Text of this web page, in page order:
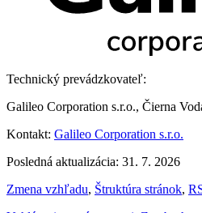
Technický prevádzkovateľ:
Galileo Corporation s.r.o., Čierna
Kontakt: Galileo Corporation s.r.o.
Posledná aktualizácia: 31. 7. 2026
Zmena vzhľadu, Štruktúra stránok,